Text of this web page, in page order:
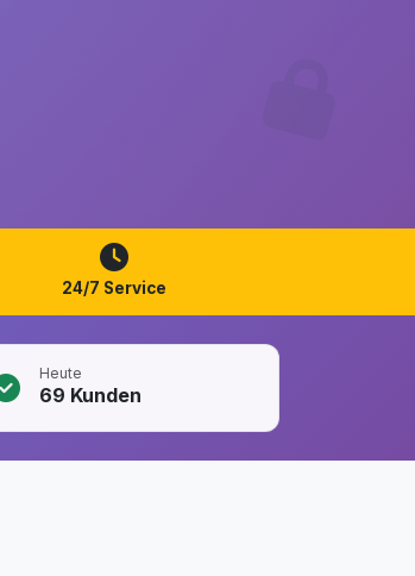
24/7 Service
Heute
69 Kunden